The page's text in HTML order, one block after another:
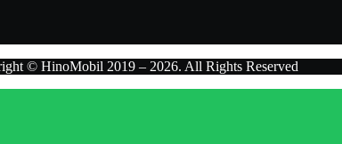
© HinoMobil 2019 – 2026. All Rights Reserved